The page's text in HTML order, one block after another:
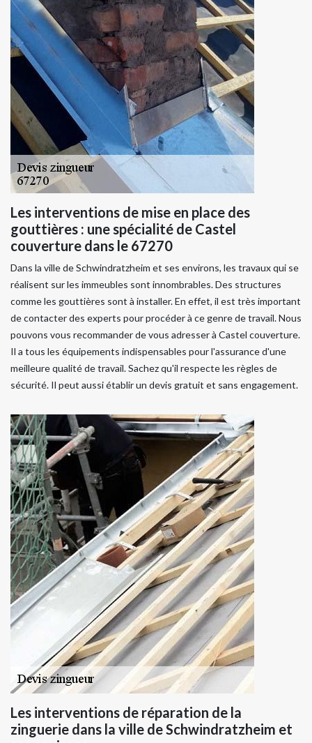
Les interventions de mise en place des
gouttières : une spécialité de Castel
couverture dans le 67270
Dans la ville de Schwindratzheim et ses environs, les travaux qui se
réalisent sur les immeubles sont innombrables. Des structures
comme les gouttières sont à installer. En effet, il est très important
de contacter des experts pour procéder à ce genre de travail. Nous
pouvons vous recommander de vous adresser à Castel couverture.
Il a tous les équipements indispensables pour l'assurance d'une
meilleure qualité de travail. Sachez qu'il respecte les règles de
sécurité. Il peut aussi établir un devis gratuit et sans engagement.
Les interventions de réparation de la
zinguerie dans la ville de Schwindratzheim et